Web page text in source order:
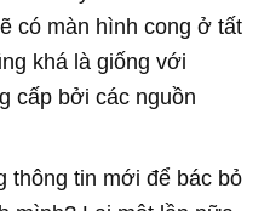
có màn hình cong ở tất
khá là giống với
cấp bởi các nguồn
thông tin mới để bác bỏ